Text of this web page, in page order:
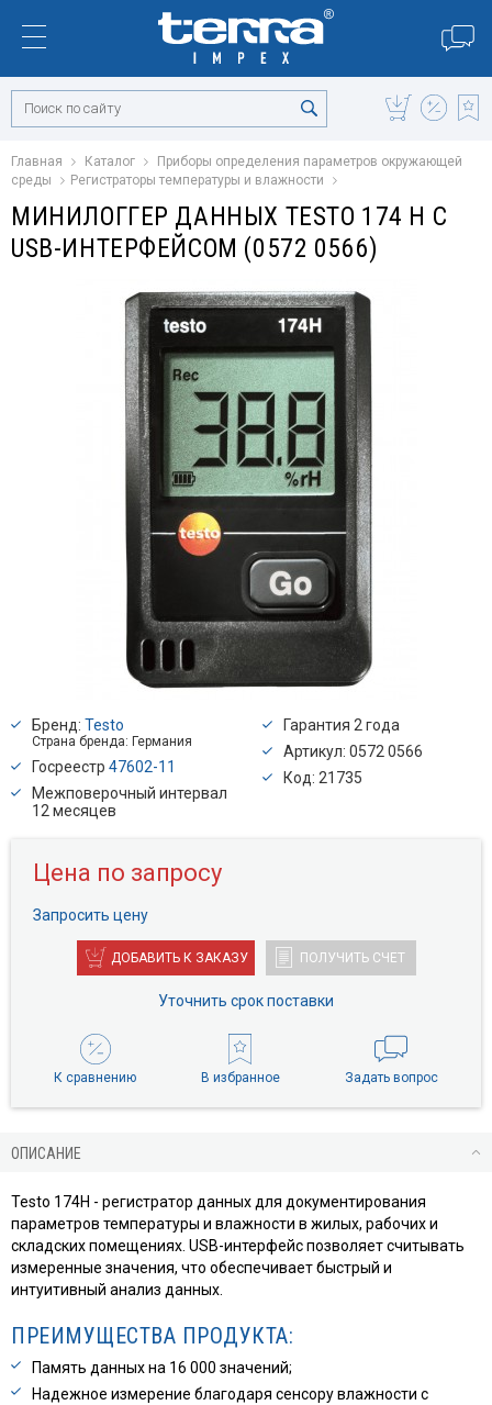
Главная Каталог
Приборы определения параметров окружающей
среды
Регистраторы температуры и влажности
МИНИЛОГГЕР ДАННЫХ TESTO 174 H C
USB-ИНТЕРФЕЙСОМ (0572 0566)
Бренд: Testo
Страна бренда: Германия
Госреестр 47602-11
Межповерочный интервал
12 месяцев
Гарантия 2 года
Артикул: 0572 0566
Код: 21735
Цена по запросу
Запросить цену
ДОБАВИТЬ К ЗАКАЗУ ПОЛУЧИТЬ СЧЕТ
Уточнить срок поставки
К сравнению В избранное Задать вопрос
ОПИСАНИЕ
Testo 174H - регистратор данных для документирования
параметров температуры и влажности в жилых, рабочих и
складских помещениях. USB-интерфейс позволяет считывать
измеренные значения, что обеспечивает быстрый и
интуитивный анализ данных.
ПРЕИМУЩЕСТВА ПРОДУКТА:
Память данных на 16 000 значений;
Надежное измерение благодаря сенсору влажности с